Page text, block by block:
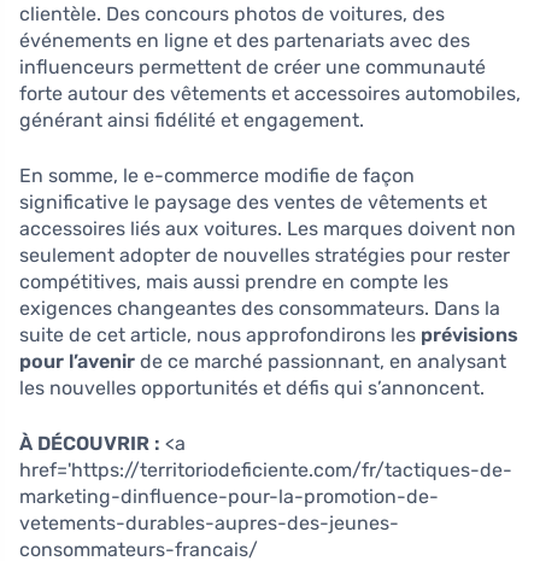
clientèle. Des concours photos de voitures, des
événements en ligne et des partenariats avec des
influenceurs permettent de créer une communauté
forte autour des vêtements et accessoires automobiles,
générant ainsi fidélité et engagement.
En somme, le e-commerce modifie de façon
significative le paysage des ventes de vêtements et
accessoires liés aux voitures. Les marques doivent non
seulement adopter de nouvelles stratégies pour rester
compétitives, mais aussi prendre en compte les
exigences changeantes des consommateurs. Dans la
suite de cet article, nous approfondirons les prévisions
pour l’avenir de ce marché passionnant, en analysant
les nouvelles opportunités et défis qui s’annoncent.
À DÉCOUVRIR : <a
href='https://territoriodeficiente.com/fr/tactiques-de-
marketing-dinfluence-pour-la-promotion-de-
vetements-durables-aupres-des-jeunes-
consommateurs-francais/